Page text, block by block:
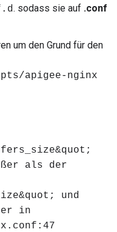
. sodass sie auf .conf
um den Grund für den
apigee-nginx
als der
und
in